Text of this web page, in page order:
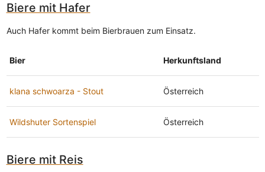
Biere mit Hafer
Auch Hafer kommt beim Bierbrauen zum Einsatz.
Bier Herkunftsland
klana schwoarza - Stout Österreich
Wildshuter Sortenspiel Österreich
Biere mit Reis